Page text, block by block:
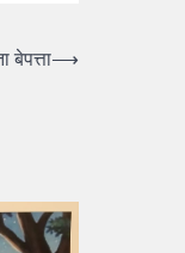
बेपत्ता⟶